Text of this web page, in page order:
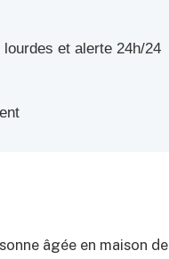
et alerte 24h/24
âgée en maison de